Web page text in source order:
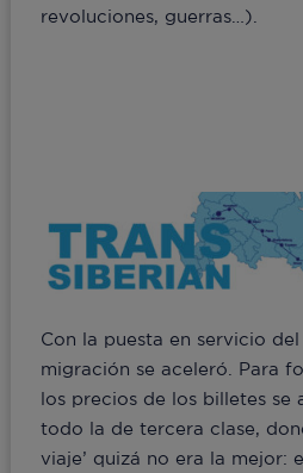
revoluciones, guerras…).
Con la puesta en servicio
migración se aceleró. Para
los precios de los billetes se
todo la de tercera clase,
viaje’ quizá no era la mejor: